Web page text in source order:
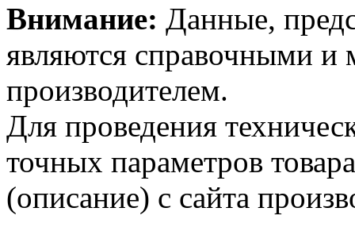
Внимание: Данные,
являются справочными и
производителем.
Для проведения
точных параметров
(описание) с сайта